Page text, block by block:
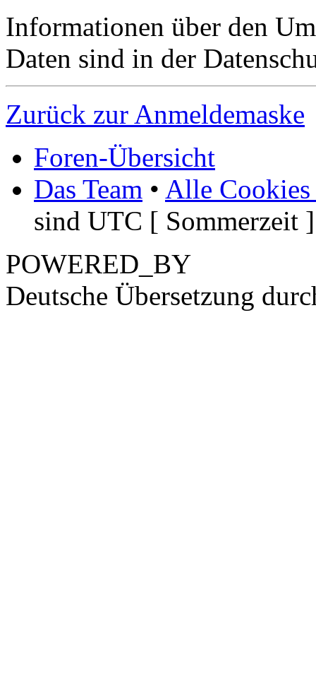
Informationen über den
Daten sind in der
Zurück zur Anmeldemaske
Foren-Übersicht
Das Team • Alle Cookies
sind UTC [ Sommerzeit ]
POWERED_BY
Deutsche Übersetzung